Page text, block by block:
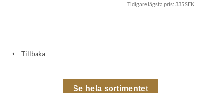
Tidigare lägsta pris: 335 SEK
Tillbaka
Se hela sortimentet